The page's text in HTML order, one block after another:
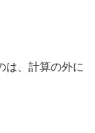
は、計算の外に